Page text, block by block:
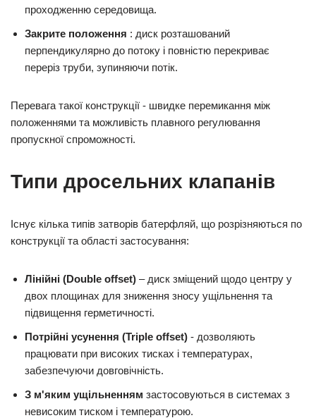
проходженню середовища.
Закрите положення : диск розташований
перпендикулярно до потоку і повністю перекриває
переріз труби, зупиняючи потік.
Перевага такої конструкції - швидке перемикання між
положеннями та можливість плавного регулювання
пропускної спроможності.
Типи дросельних клапанів
Існує кілька типів затворів батерфляй, що розрізняються по
конструкції та області застосування:
Лінійні (Double offset) – диск зміщений щодо центру у
двох площинах для зниження зносу ущільнення та
підвищення герметичності.
Потрійні усунення (Triple offset) - дозволяють
працювати при високих тисках і температурах,
забезпечуючи довговічність.
З м'яким ущільненням застосовуються в системах з
невисоким тиском і температурою.